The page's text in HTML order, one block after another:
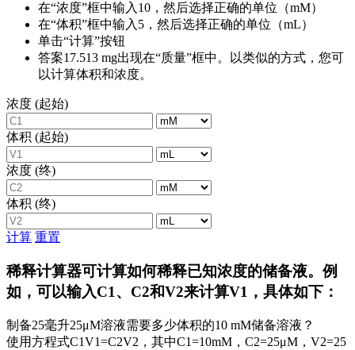
在“浓度”框中输入10，然后选择正确的单位（mM）
在“体积”框中输入5，然后选择正确的单位（mL）
单击“计算”按钮
答案17.513 mg出现在“质量”框中。以类似的方式，您可
以计算体积和浓度。
浓度 (起始)
体积 (起始)
浓度 (终)
体积 (终)
计算 重置
稀释计算器可计算如何稀释已知浓度的储备液。例
如，可以输入C1、C2和V2来计算V1，具体如下：
制备25毫升25μM溶液需要多少体积的10 mM储备溶液？
使用方程式C1V1=C2V2，其中C1=10mM，C2=25μM，V2=25